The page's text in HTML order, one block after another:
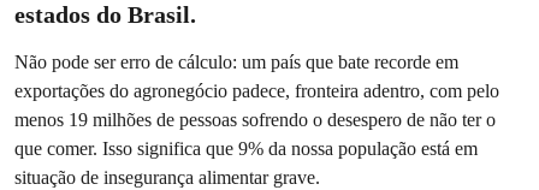
estados do Brasil.
Não pode ser erro de cálculo: um país que bate recorde em
exportações do agronegócio padece, fronteira adentro, com pelo
menos 19 milhões de pessoas sofrendo o desespero de não ter o
que comer. Isso significa que 9% da nossa população está em
situação de insegurança alimentar grave.